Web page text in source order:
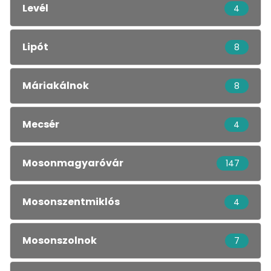
Levél 4
Lipót 8
Máriakálnok 8
Mecsér 4
Mosonmagyaróvár 147
Mosonszentmiklós 4
Mosonszolnok 7